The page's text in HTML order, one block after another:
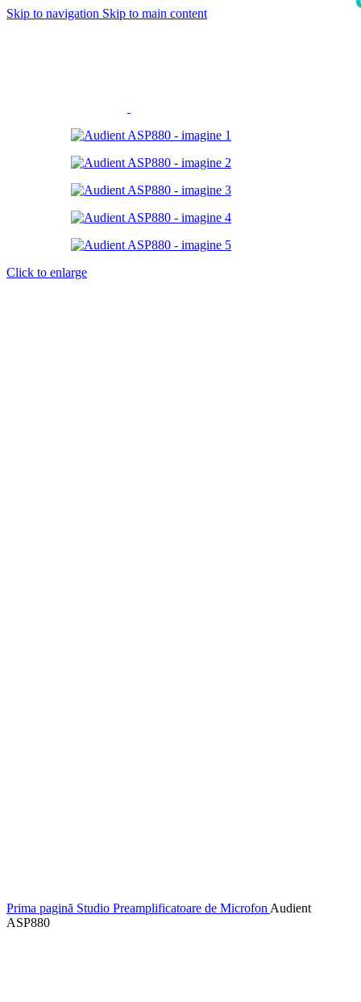
Skip to navigation Skip to main content
Click to enlarge
Prima pagină Studio Preamplificatoare de Microfon Audient
ASP880